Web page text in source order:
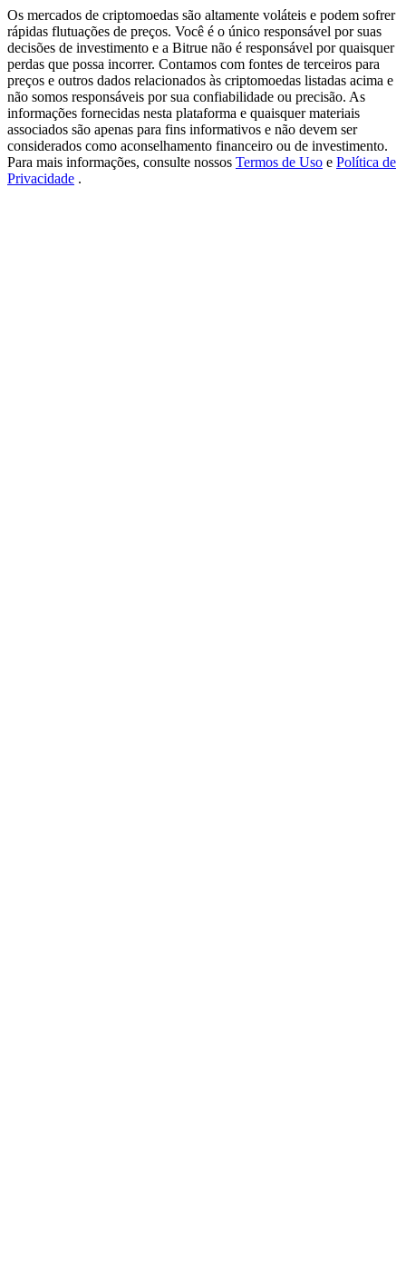
Register & Trade to Win 500,000 USDT
Precious Metals Trading Carnival
Trade Gold & Silver · 33,333 USDT Bonus
Os mercados de criptomoedas são altamente voláteis e podem sofrer
rápidas flutuações de preços. Você é o único responsável por suas
decisões de investimento e a Bitrue não é responsável por quaisquer
perdas que possa incorrer. Contamos com fontes de terceiros para
preços e outros dados relacionados às criptomoedas listadas acima e
não somos responsáveis por sua confiabilidade ou precisão. As
informações fornecidas nesta plataforma e quaisquer materiais
associados são apenas para fins informativos e não devem ser
considerados como aconselhamento financeiro ou de investimento.
Para mais informações, consulte nossos Termos de Uso e Política de
Privacidade .